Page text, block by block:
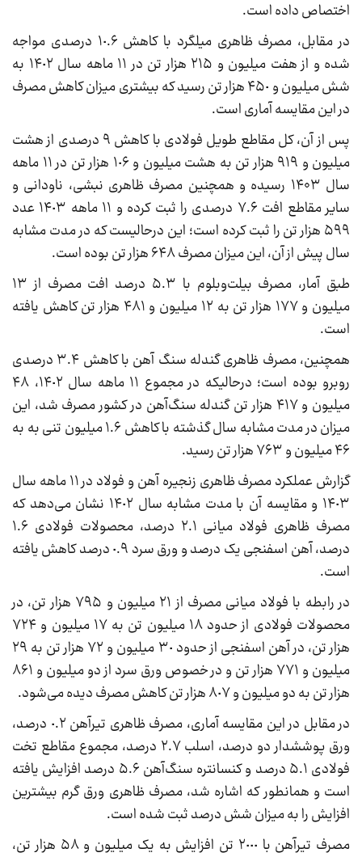
اختصاص داده است.
در مقابل، مصرف ظاهری میلگرد با کاهش ۱٠.۶ درصدی مواجه
شده و از هفت میلیون و ٢١۵ هزار تن در ١١ ماهه سال ١۴٠٢ به
شش میلیون و ۴۵٠ هزار تن رسید که بیشتری میزان کاهش مصرف‌
در این مقایسه آماری است.
پس از آن، کل مقاطع طویل فولادی با کاهش ۹ درصدی از هشت
میلیون و ٩١٩ هزار تن به هشت میلیون و ١٠۶ هزار تن در ١١ ماهه
سال ۱۴۰۳ رسیده و همچنین مصرف ظاهری نبشی، ناودانی و
سایر مقاطع افت ٧.۶ درصدی را ثبت کرده و ١١ ماهه ١۴٠٣ عدد
۵٩٩ هزار تن را ثبت کرده است؛ این درحالیست که در مدت مشابه
سال پیش از آن، این میزان مصرف ۶۴٨ هزار تن بوده است.
طبق آمار، مصرف بیلت‌وبلوم با ۵.٣ درصد افت مصرف از ١٣
میلیون و ١٧٧ هزار تن به ١٢ میلیون و ۴٨١ هزار تن کاهش یافته
است.
همچنین، مصرف ظاهری گندله سنگ آهن با کاهش ٣.۴ درصدی
روبرو بوده است؛ درحالیکه در مجموع ١١ ماهه سال ١۴٠٢، ۴٨
میلیون و ۴١٧ هزار تن گندله سنگ‌آهن در کشور مصرف شد، این
میزان در مدت مشابه سال گذشته با کاهش ١.۶ میلیون تنی به به
۴۶ میلیون و ٧۶٣ هزار تن رسید.
گزارش عملکرد مصرف ظاهری زنجیره آهن و فولاد در ١١ ماهه سال
١۴٠٣ و مقایسه آن با مدت مشابه سال ١۴٠٢ نشان می‌دهد که
مصرف‌ ظاهری فولاد میانی ٢.١ درصد، محصولات فولادی ١.۶
درصد، آهن اسفنجی یک درصد و ورق سرد ٠.٩ درصد کاهش یافته
است.
در رابطه با فولاد میانی مصرف‌ از ٢١ میلیون و ٧٩۵ هزار تن، در
محصولات فولادی از حدود ١٨ میلیون تن به ١٧ میلیون و ٧٢۴
هزار تن، در آهن اسفنجی از حدود ٣٠ میلیون و ٧٢ هزار تن به ٢٩
میلیون و ٧٧١ هزار تن و در خصوص ورق سرد از دو میلیون و ٨۶١
هزار تن به دو میلیون و ٨٠٧ هزار تن کاهش مصرف‌ دیده می‌شود.
در مقابل در این مقایسه آماری، مصرف ظاهری تیرآهن ٠.٢ درصد،
ورق پوششدار دو درصد، اسلب ٢.٧ درصد، مجموع مقاطع تخت
فولادی ۵.١ درصد و کنسانتره سنگ‌آهن ۵.۶ درصد افزایش یافته
است و همانطور که اشاره شد، مصرف‌ ظاهری ورق گرم بیشترین
افزایش را به میزان شش درصد ثبت شده است.
مصرف تیرآهن با ٢٠٠٠ تن افزایش به یک میلیون و ۵٨ هزار تن،